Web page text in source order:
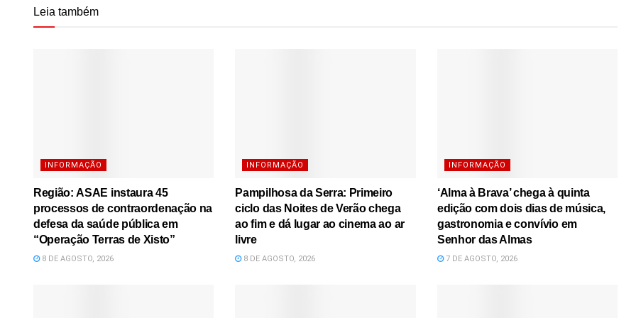
Leia também
INFORMAÇÃO
Região: ASAE instaura 45
processos de contraordenação na
defesa da saúde pública em
“Operação Terras de Xisto”
8 DE AGOSTO, 2026
INFORMAÇÃO
Pampilhosa da Serra: Primeiro
ciclo das Noites de Verão chega
ao fim e dá lugar ao cinema ao ar
livre
8 DE AGOSTO, 2026
INFORMAÇÃO
‘Alma à Brava’ chega à quinta
edição com dois dias de música,
gastronomia e convívio em
Senhor das Almas
7 DE AGOSTO, 2026